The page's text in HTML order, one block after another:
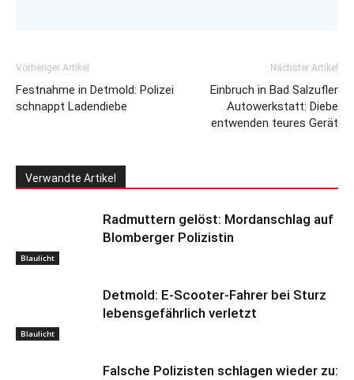
Vorheriger Artikel
Festnahme in Detmold: Polizei
schnappt Ladendiebe
Nächster Artikel
Einbruch in Bad Salzufler
Autowerkstatt: Diebe
entwenden teures Gerät
Verwandte Artikel
Blaulicht
Radmuttern gelöst: Mordanschlag auf
Blomberger Polizistin
Blaulicht
Detmold: E-Scooter-Fahrer bei Sturz
lebensgefährlich verletzt
Falsche Polizisten schlagen wieder zu: